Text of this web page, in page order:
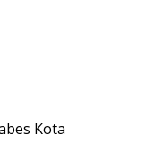
Kota